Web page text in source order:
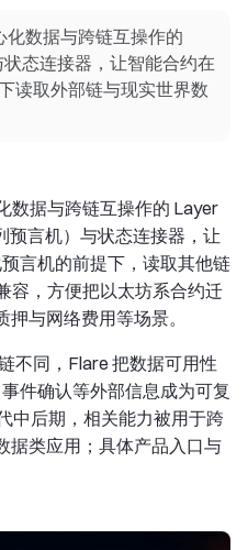
数据与跨链互操作的
态连接器，让智能合约在
读取外部链与现实世界数
数据与跨链互操作的 Layer
预言机）与状态连接器，让
言机的前提下，读取其他链
容，方便把以太坊系合约迁
与网络费用等场景。
不同，Flare 把数据可用性
件确认等外部信息成为可复
中后期，相关能力被用于跨
据类应用；具体产品入口与